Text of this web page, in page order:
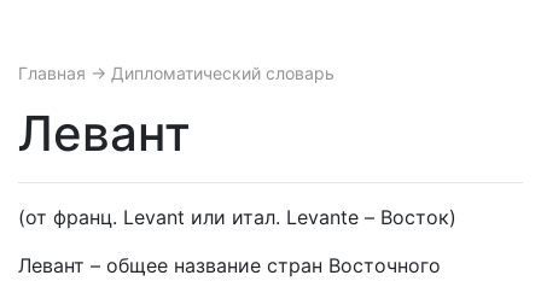
Главная → Дипломатический словарь
Левант
(от франц. Levant или итал. Levante – Восток)
Левант – общее название стран Восточного